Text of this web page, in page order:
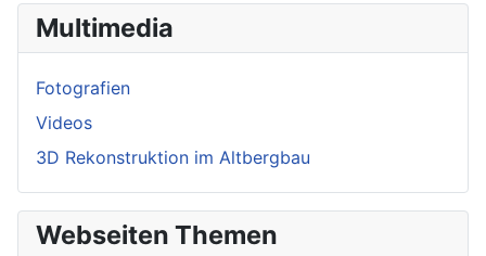
Multimedia
Fotografien
Videos
3D Rekonstruktion im Altbergbau
Webseiten Themen